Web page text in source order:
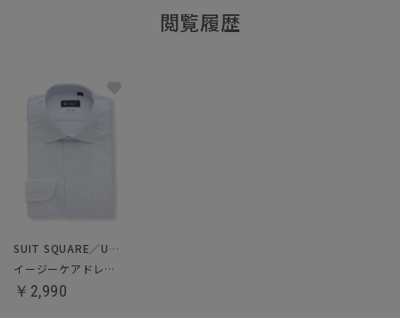
閲覧履歴
SUIT SQUARE／UNIVERSAL LANGUAGE
イージーケアドレスシャツ
￥2,990